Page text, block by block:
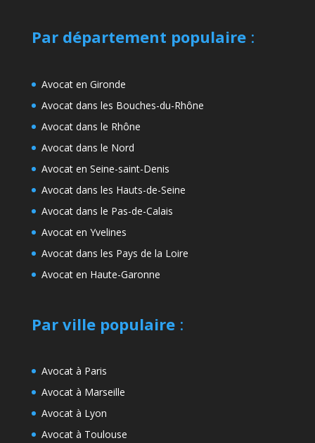
Par département populaire:
Avocat en Gironde
Avocat dans les Bouches-du-Rhône
Avocat dans le Rhône
Avocat dans le Nord
Avocat en Seine-saint-Denis
Avocat dans les Hauts-de-Seine
Avocat dans le Pas-de-Calais
Avocat en Yvelines
Avocat dans les Pays de la Loire
Avocat en Haute-Garonne
Par ville populaire:
Avocat à Paris
Avocat à Marseille
Avocat à Lyon
Avocat à Toulouse